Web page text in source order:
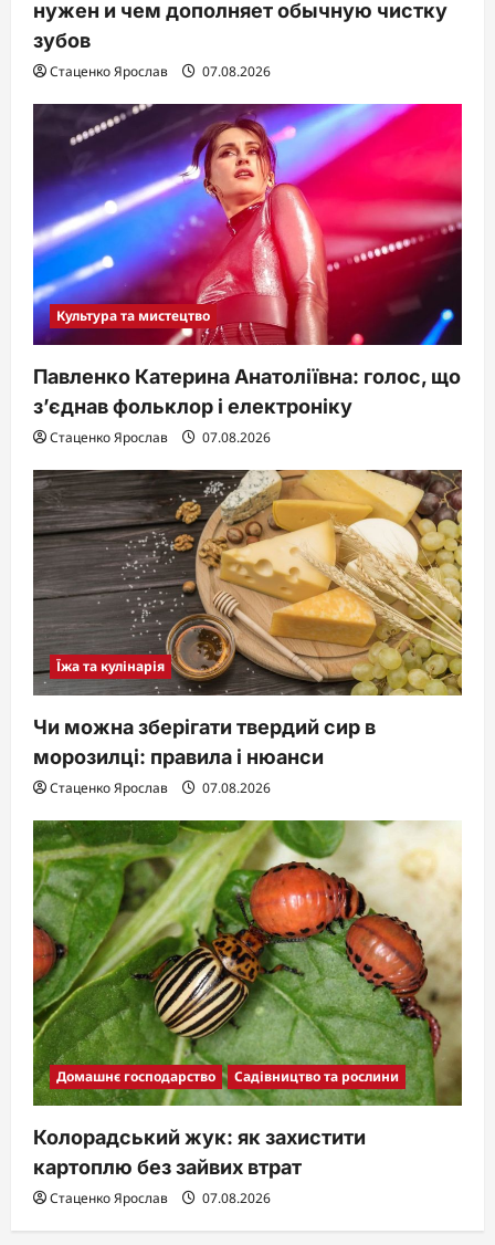
нужен и чем дополняет обычную чистку
зубов
Стаценко Ярослав 07.08.2026
Культура та мистецтво
Павленко Катерина Анатоліївна: голос, що
з’єднав фольклор і електроніку
Стаценко Ярослав 07.08.2026
Їжа та кулінарія
Чи можна зберігати твердий сир в
морозилці: правила і нюанси
Стаценко Ярослав 07.08.2026
Домашнє господарство Садівництво та рослини
Колорадський жук: як захистити
картоплю без зайвих втрат
Стаценко Ярослав 07.08.2026